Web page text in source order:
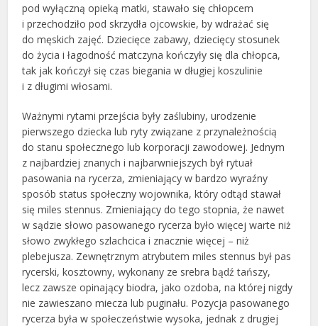
pod wyłączną opieką matki, stawało się chłopcem
i przechodziło pod skrzydła ojcowskie, by wdrażać się
do męskich zajęć. Dziecięce zabawy, dziecięcy stosunek
do życia i łagodność matczyna kończyły się dla chłopca,
tak jak kończył się czas biegania w długiej koszulinie
i z długimi włosami.
Ważnymi rytami przejścia były zaślubiny, urodzenie
pierwszego dziecka lub ryty związane z przynależnością
do stanu społecznego lub korporacji zawodowej. Jednym
z najbardziej znanych i najbarwniejszych był rytuał
pasowania na rycerza, zmieniający w bardzo wyraźny
sposób status społeczny wojownika, który odtąd stawał
się miles stennus. Zmieniający do tego stopnia, że nawet
w sądzie słowo pasowanego rycerza było więcej warte niż
słowo zwykłego szlachcica i znacznie więcej – niż
plebejusza. Zewnętrznym atrybutem miles stennus był pas
rycerski, kosztowny, wykonany ze srebra bądź tańszy,
lecz zawsze opinający biodra, jako ozdoba, na której nigdy
nie zawieszano miecza lub puginału. Pozycja pasowanego
rycerza była w społeczeństwie wysoka, jednak z drugiej